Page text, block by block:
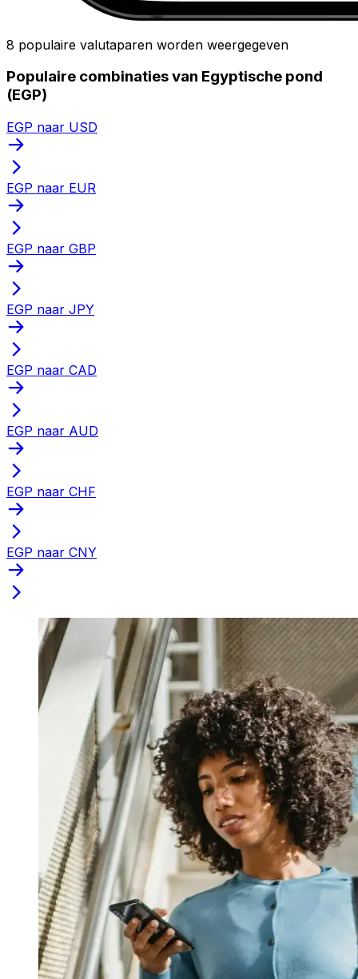
8 populaire valutaparen worden weergegeven
Populaire combinaties van Egyptische pond
(EGP)
EGP naar USD
EGP naar EUR
EGP naar GBP
EGP naar JPY
EGP naar CAD
EGP naar AUD
EGP naar CHF
EGP naar CNY